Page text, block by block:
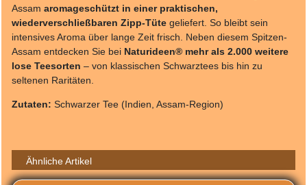
Assam aromageschützt in einer praktischen,
wiederverschließbaren Zipp-Tüte geliefert. So bleibt sein
intensives Aroma über lange Zeit frisch. Neben diesem Spitzen-
Assam entdecken Sie bei Naturideen® mehr als 2.000 weitere
lose Teesorten – von klassischen Schwarztees bis hin zu
seltenen Raritäten.
Zutaten: Schwarzer Tee (Indien, Assam-Region)
Ähnliche Artikel